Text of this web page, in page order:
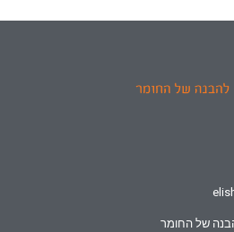
של החומר